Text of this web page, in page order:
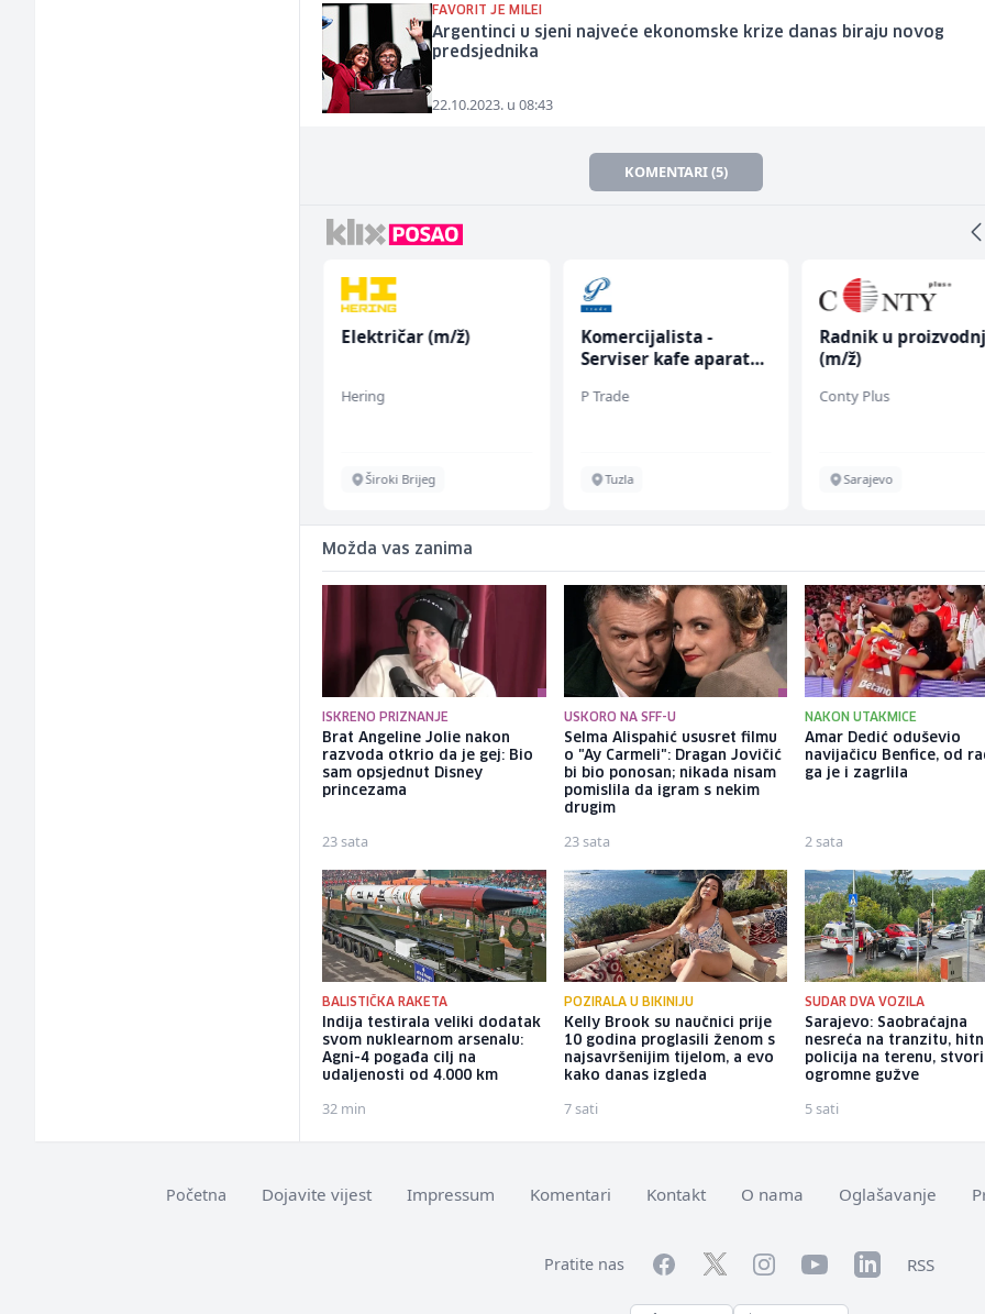
FAVORIT JE MILEI
Argentinci u sjeni najveće ekonomske krize danas biraju novog
predsjednika
22.10.2023. u 08:43
KOMENTARI (5)
Električar (m/ž)
Hering
Široki Brijeg
Komercijalista -
Serviser kafe aparata
P Trade
Tuzla
Radnik u
(m/ž)
Conty Plus
Sarajevo
Možda vas zanima
ISKRENO PRIZNANJE
Brat Angeline Jolie nakon
razvoda otkrio da je gej: Bio
sam opsjednut Disney
princezama
23 sata
USKORO NA SFF-U
Selma Alispahić ususret filmu
o "Ay Carmeli": Dragan Jovičić
bi bio ponosan; nikada nisam
pomislila da igram s nekim
drugim
23 sata
NAKON UTAKMICE
Amar Dedić oduševio
navijačicu Benfice, od
ga je i zagrlila
2 sata
BALISTIČKA RAKETA
Indija testirala veliki dodatak
svom nuklearnom arsenalu:
Agni-4 pogađa cilj na
udaljenosti od 4.000 km
32 min
POZIRALA U BIKINIJU
Kelly Brook su naučnici prije
10 godina proglasili ženom s
najsavršenijim tijelom, a evo
kako danas izgleda
7 sati
SUDAR DVA VOZILA
Sarajevo: Saobraćajna
nesreća na tranzitu,
policija na terenu,
ogromne gužve
5 sati
Početna Dojavite vijest Impressum Komentari Kontakt O nama Oglašavanje
Pratite nas FacebookTwitterInstagramYouTubeLinkedInRSS